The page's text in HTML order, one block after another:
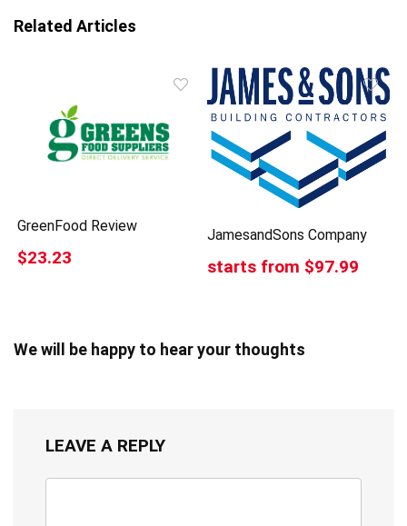
Related Articles
GreenFood Review
$23.23
JamesandSons Company
starts from $97.99
We will be happy to hear your thoughts
LEAVE A REPLY